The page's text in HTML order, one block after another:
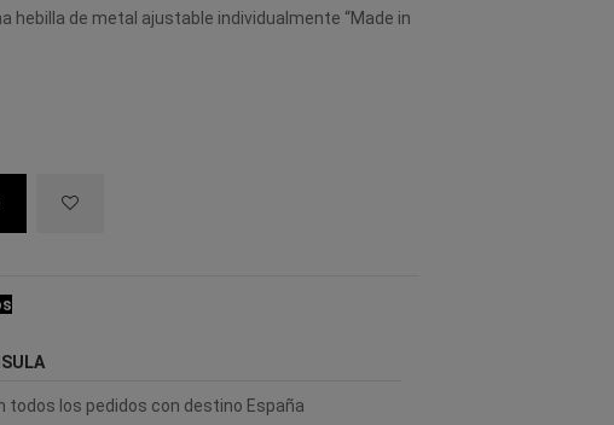
hebilla de metal ajustable individualmente “Made in
todos los pedidos con destino España